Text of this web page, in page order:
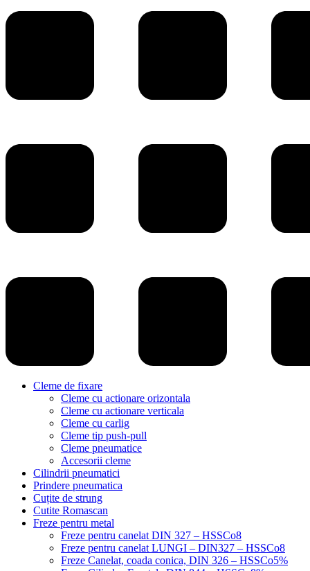
Cleme de fixare
Cleme cu actionare orizontala
Cleme cu actionare verticala
Cleme cu carlig
Cleme tip push-pull
Cleme pneumatice
Accesorii cleme
Cilindrii pneumatici
Prindere pneumatica
Cuțite de strung
Cutite Romascan
Freze pentru metal
Freze pentru canelat DIN 327 – HSSCo8
Freze pentru canelat LUNGI – DIN327 – HSSCo8
Freze Canelat, coada conica, DIN 326 – HSSCo5%